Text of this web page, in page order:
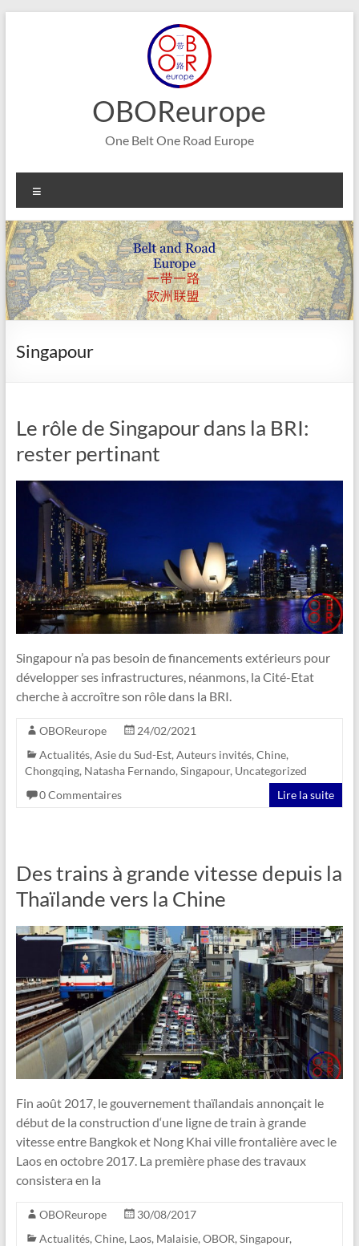
OBOReurope
One Belt One Road Europe
Singapour
Le rôle de Singapour dans la BRI:
rester pertinant
Singapour n’a pas besoin de financements extérieurs pour
développer ses infrastructures, néanmons, la Cité-Etat
cherche à accroître son rôle dans la BRI.
OBOReurope
24/02/2021
Actualités, Asie du Sud-Est, Auteurs invités, Chine,
Chongqing, Natasha Fernando, Singapour, Uncategorized
0 Commentaires
Lire la suite
Des trains à grande vitesse depuis la
Thaïlande vers la Chine
Fin août 2017, le gouvernement thaïlandais annonçait le
début de la construction d‘une ligne de train à grande
vitesse entre Bangkok et Nong Khai ville frontalière avec le
Laos en octobre 2017. La première phase des travaux
consistera en la
OBOReurope
30/08/2017
Actualités, Chine, Laos, Malaisie, OBOR, Singapour,